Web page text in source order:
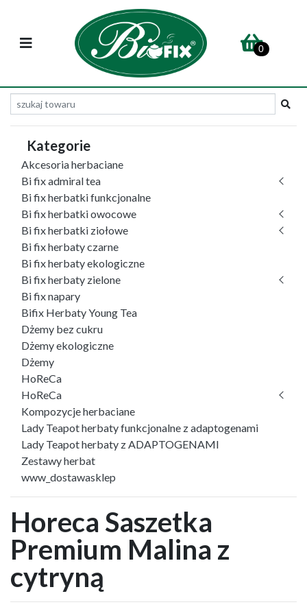
0
Kategorie
Akcesoria herbaciane
Bi fix admiral tea
Bi fix herbatki funkcjonalne
Bi fix herbatki owocowe
Bi fix herbatki ziołowe
Bi fix herbaty czarne
Bi fix herbaty ekologiczne
Bi fix herbaty zielone
Bi fix napary
Bifix Herbaty Young Tea
Dżemy bez cukru
Dżemy ekologiczne
Dżemy
HoReCa
HoReCa
Kompozycje herbaciane
Lady Teapot herbaty funkcjonalne z adaptogenami
Lady Teapot herbaty z ADAPTOGENAMI
Zestawy herbat
www_dostawasklep
Horeca Saszetka
Premium Malina z
cytryną